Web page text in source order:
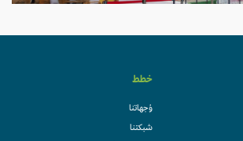
خطط
وُجهاتنا
شبكتنا